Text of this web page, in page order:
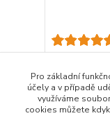
Triko CRAFT
Pánské
chladivým
1 150 Kč
990 Kč /ks
Pro základní
účely a v případě
využíváme
cookies můžete